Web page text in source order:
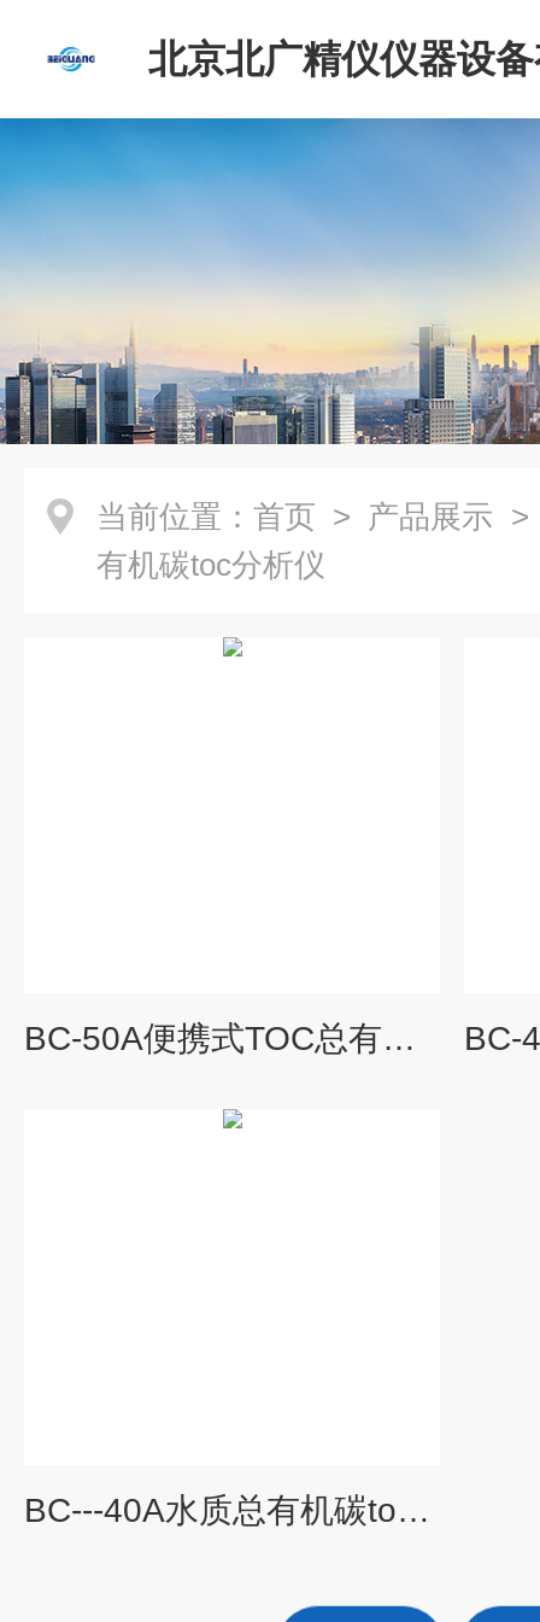
北京北广精仪仪器设
司
当前位置： 首页 > 产品展示
有机碳toc分析仪
BC-50A便携式TOC总有机碳分析仪
BC---40A水质总有机碳toc分析仪